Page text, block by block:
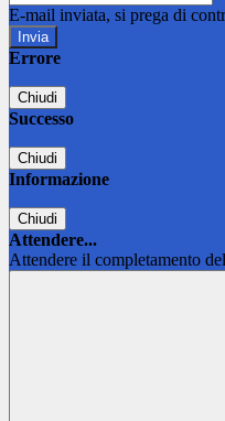
E-mail inviata, si prega di
Errore
Chiudi
Successo
Chiudi
Informazione
Chiudi
Attendere...
Attendere il completamento